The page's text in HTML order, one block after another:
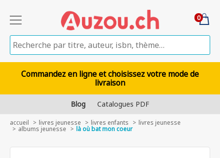
0
Commandez en ligne et choisissez votre mode de
livraison
Blog Catalogues PDF
accueil livres jeunesse livres enfants livres jeunesse
albums jeunesse là où bat mon coeur